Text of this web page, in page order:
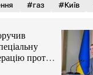
#газ #Київ
проти